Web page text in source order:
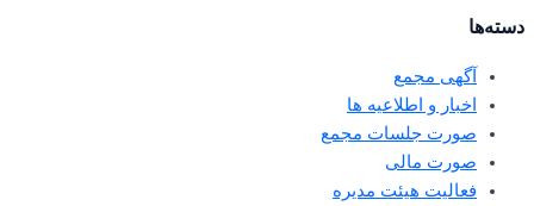
دسته‌ها
آگهی مجمع
اخبار و اطلاعیه ها
صورت جلسات مجمع
صورت مالی
فعالیت هیئت مدیره